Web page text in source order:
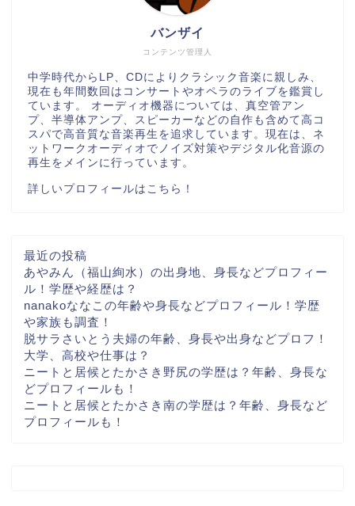
コンテンツ管理人
バンザイ
中学時代からLP、CDによりクラシック音楽に親しみ、
現在も年間数回はコンサートやオペラのライブを鑑賞し
ています。 オーディオ機器については、真空管アン
プ、半導体アンプ、スピーカーなどの自作も含めて高コ
スパで高音質な音楽再生を追求しています。現在は、ネ
ットワークオーディオでノイズ対策やデジタル化音源の
再生をメインに行っています。
詳しいプロフィールはこちら！
最近の投稿
あやみん（福山絢水）の出身地、身長などプロフィー
ル！学歴や経歴は？
nanakoななこの年齢や身長などプロフィール！学歴
や家族も調査！
脱サラさいとう夫婦の年齢、身長や出身などプロフ！
大学、高校や仕事は？
ニートと居候とたかさき野尻の学歴は？年齢、身長な
どプロフィールも！
ニートと居候とたかさき南の学歴は？年齢、身長など
プロフィールも！